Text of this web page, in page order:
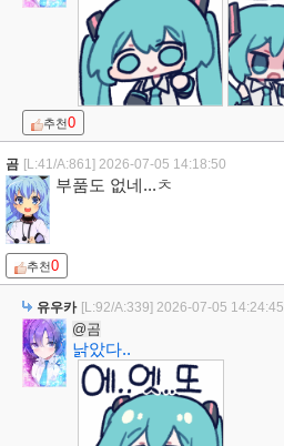
추천0
곰 [L:41/A:861] 2026-07-05 14:18:50
부품도 없네...ㅊ
추천0
유우카 [L:92/A:339] 2026-07-05 14:24:45
@곰
낡았다..